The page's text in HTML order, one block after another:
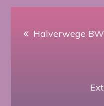
Halverwege